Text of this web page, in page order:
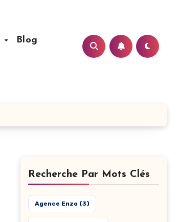
Blog
Recherche Par Mots Clés
Agence Enzo (3)